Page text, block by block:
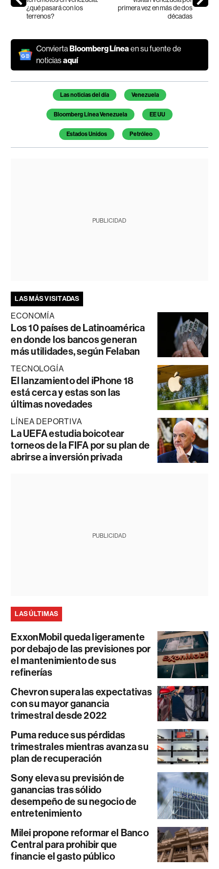
¿qué pasará con los
terrenos?
primera vez en más de dos
décadas
ConviertaBloomberg Línea en su fuente de
noticiasaquí
Temas de este artículo
Las noticias del día Venezuela
Bloomberg Línea Venezuela EE UU
Estados Unidos Petróleo
PUBLICIDAD
LAS MÁS VISITADAS
ECONOMÍA
Los 10 países de Latinoamérica
en donde los bancos generan
más utilidades, según Felaban
TECNOLOGÍA
El lanzamiento del iPhone 18
está cerca y estas son las
últimas novedades
LÍNEA DEPORTIVA
La UEFA estudia boicotear
torneos de la FIFA por su plan de
abrirse a inversión privada
PUBLICIDAD
LAS ÚLTIMAS
ExxonMobil queda ligeramente
por debajo de las previsiones por
el mantenimiento de sus
refinerías
Chevron supera las expectativas
con su mayor ganancia
trimestral desde 2022
Puma reduce sus pérdidas
trimestrales mientras avanza su
plan de recuperación
Sony eleva su previsión de
ganancias tras sólido
desempeño de su negocio de
entretenimiento
Milei propone reformar el Banco
Central para prohibir que
financie el gasto público